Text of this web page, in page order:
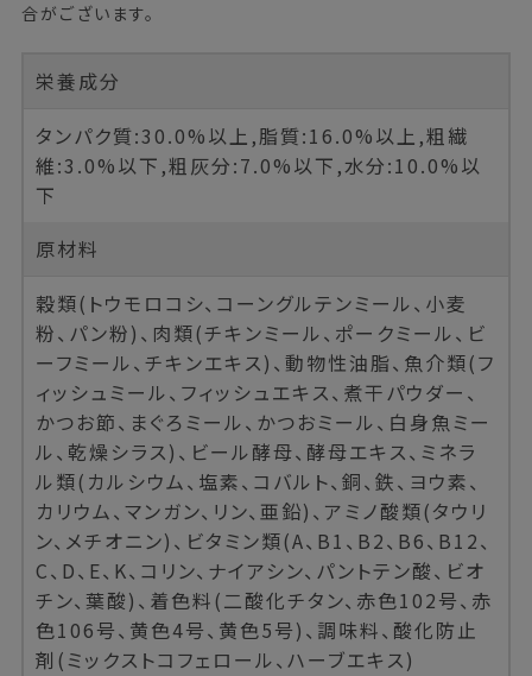
合がございます。
栄養成分
タンパク質:30.0%以上,脂質:16.0%以上,粗繊
維:3.0%以下,粗灰分:7.0%以下,水分:10.0%以
下
原材料
穀類(トウモロコシ、コーングルテンミール、小麦
粉、パン粉)、肉類(チキンミール、ポークミール、ビ
ーフミール、チキンエキス)、動物性油脂、魚介類(フ
ィッシュミール、フィッシュエキス、煮干パウダー、
かつお節、まぐろミール、かつおミール、白身魚ミー
ル、乾燥シラス)、ビール酵母、酵母エキス、ミネラ
ル類(カルシウム、塩素、コバルト、銅、鉄、ヨウ素、
カリウム、マンガン、リン、亜鉛)、アミノ酸類(タウリ
ン、メチオニン)、ビタミン類(A、B1、B2、B6、B12、
C、D、E、K、コリン、ナイアシン、パントテン酸、ビオ
チン、葉酸)、着色料(二酸化チタン、赤色102号、赤
色106号、黄色4号、黄色5号)、調味料、酸化防止
剤(ミックストコフェロール、ハーブエキス)